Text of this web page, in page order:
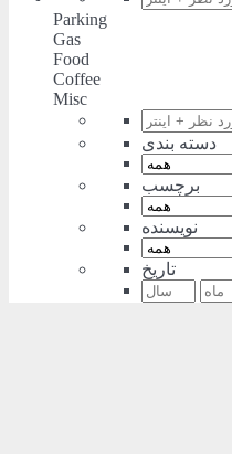
Parking
Gas
Food
Coffee
Misc
دسته بندی
برچسب
نویسنده
تاریخ